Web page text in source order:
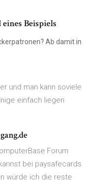
Beispiels
Ab damit in
und man kann soviele
einfach liegen
Forum
bei paysafecards
würde ich die reste